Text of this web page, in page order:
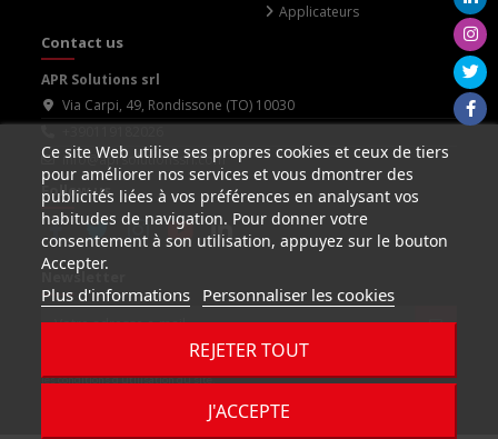
Applicateurs
Contact us
APR Solutions srl
Via Carpi, 49, Rondissone (TO) 10030
info@aprsolutionssrl.com
Ce site Web utilise ses propres cookies et ceux de tiers
pour améliorer nos services et vous dmontrer des
publicités liées à vos préférences en analysant vos
habitudes de navigation. Pour donner votre
consentement à son utilisation, appuyez sur le bouton
Accepter.
Plus d'informations Personnaliser les cookies
REJETER TOUT
J'ACCEPTE
Follow us
Newsletter
Vous pouvez vous désinscrire à tout moment. Vous
les conditions d'utilisation du site.
J'accepte les conditions générales et la politique de confidentialité